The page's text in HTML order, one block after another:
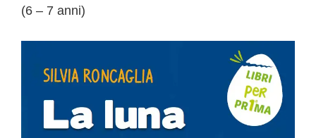
(6 – 7 anni)